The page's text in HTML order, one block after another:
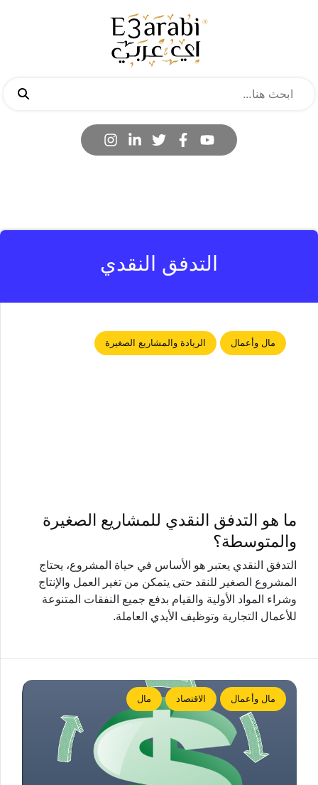
التدفق النقدي
مال وأعمال الريادة والمشاريع الصغيرة
ما هو التدفق النقدي للمشاريع الصغيرة
والمتوسطة؟
التدفق النقدي يعتبر هو الأساس في حياة المشروع، يحتاج
المشروع الصغير للنقد حتى يتمكن من تغير العمل والإنتاج
وشراء المواد الأولية والقيام بدفع جميع النفقات المتنوعة
للأعمال التجارية وتوظيف الأيدي العاملة.
مال وأعمال الاقتصاد مال